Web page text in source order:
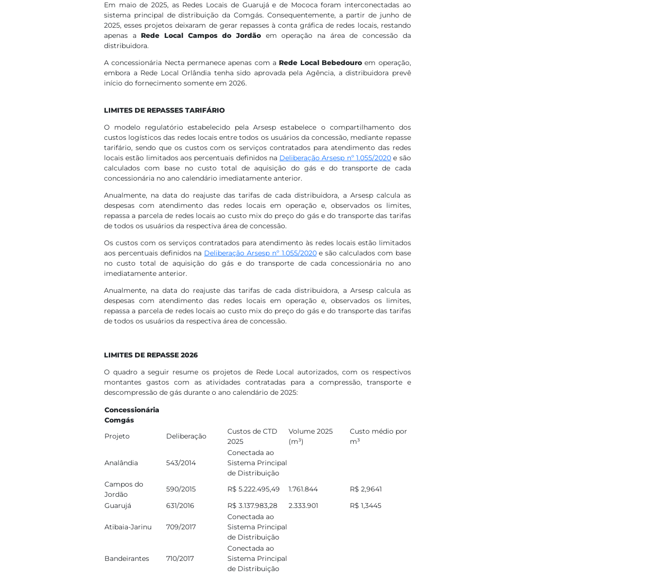
Em maio de 2025, as Redes Locais de Guarujá e de Mococa foram interconectadas ao
sistema principal de distribuição da Comgás. Consequentemente, a partir de junho de
2025, esses projetos deixaram de gerar repasses à conta gráfica de redes locais, restando
apenas a Rede Local Campos do Jordão em operação na área de concessão da
distribuidora.
A concessionária Necta permanece apenas com a Rede Local Bebedouro em operação,
embora a Rede Local Orlândia tenha sido aprovada pela Agência, a distribuidora prevê
início do fornecimento somente em 2026.
LIMITES DE REPASSES TARIFÁRIO
O modelo regulatório estabelecido pela Arsesp estabelece o compartilhamento dos
custos logísticos das redes locais entre todos os usuários da concessão, mediante repasse
tarifário, sendo que os custos com os serviços contratados para atendimento das redes
locais estão limitados aos percentuais definidos na Deliberação Arsesp nº 1.055/2020​ e são
calculados com base no custo total de aquisição do gás e do transporte de cada
concessionária no ano calendário imediatamente anterior.
Anualmente, na data do reajuste das tarifas de cada distribuidora, a Arsesp calcula as
despesas com atendimento das redes locais em operação e, observados os limites,
repassa a parcela de redes locais ao custo mix do preço do gás e do transporte das tarifas
de todos os usuários da respectiva área de concessão.
Os custos com os serviços contratados para atendimento às redes locais estão limitados
aos percentuais definidos na Deliberação Arsesp nº 1.055/2020e são calculados com base
no custo total de aquisição do gás e do transporte de cada concessionária no ano
imediatamente anterior.
Anualmente, na data do reajuste das tarifas de cada distribuidora, a Arsesp calcula as
despesas com atendimento das redes locais em operação e, observados os limites,
repassa a parcela de redes locais ao custo mix do preço do gás e do transporte das tarifas
de todos os usuários da respectiva área de concessão.
LIMITES DE REPASSE 2026
O quadro a seguir resume os projetos de Rede Local autorizados, com os respectivos
montantes gastos com as atividades contratadas para a compressão, transporte e
descompressão de gás durante o ano calendário de 2025:
Concessionária
Comgás
Projeto
Deliberação
Custos de CTD
2025
Volume 2025
(m³)
Custo médio por
m³
Analândia 543/2014
Conectada ao
Sistema Principal
de Distribuição
Campos do
Jordão
590/2015 R$ 5.222.495,49 1.761.844
R$ 2,9641
Guarujá
631/2016 R$ 3.137.983,28 2.333.901 R$ 1,3445
Atibaia-Jarinu 709/2017
Conectada ao
Sistema Principal
de Distribuição
Bandeirantes 710/2017
Conectada ao
Sistema Principal
de Distribuição